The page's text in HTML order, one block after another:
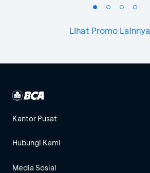
Lihat Promo Lainnya
Kantor Pusat
Hubungi Kami
Media Sosial